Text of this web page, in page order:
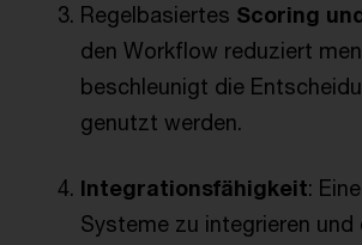
Regelbasiertes Scoring
den Workflow reduziert
beschleunigt die
genutzt werden.
Integrationsfähigkeit:
Systeme zu integrieren